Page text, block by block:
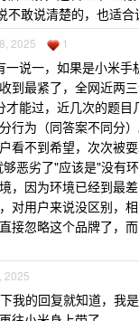
不敢说清楚的，也适
2025 1
一说一，如果是小米手
到最紧了，全网近两
才能过，近几次的题目
行为（同答案不同分
看不到希望，次次被
恶劣了"应该是"没有
，因为环境已经到最
对用户来说没区别，
接忽略这个品牌了，
2025
我的回复就知道，我